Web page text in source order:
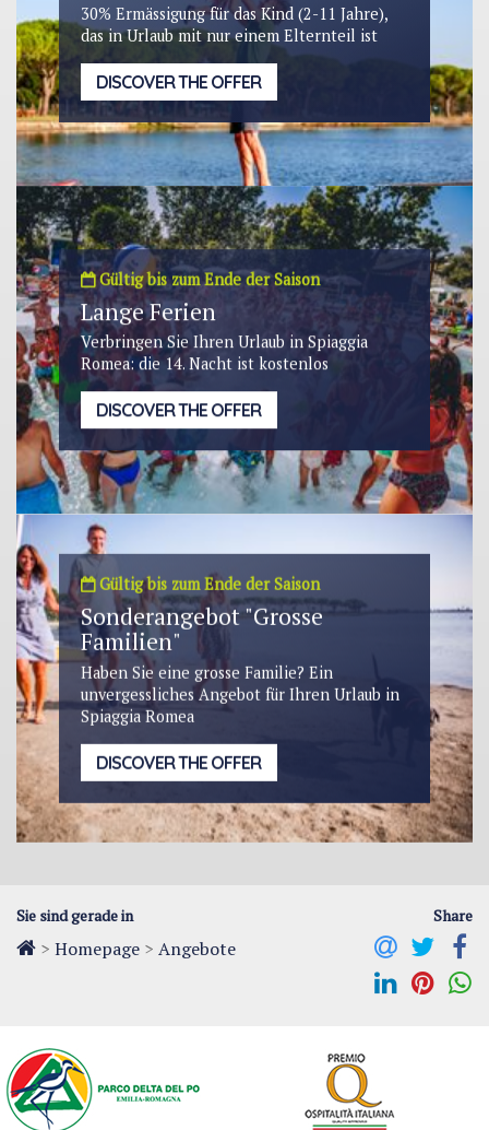
30% Ermässigung für das Kind (2-11 Jahre),
das in Urlaub mit nur einem Elternteil ist
DISCOVER THE OFFER
Gültig bis zum Ende der Saison
Lange Ferien
Verbringen Sie Ihren Urlaub in Spiaggia
Romea: die 14. Nacht ist kostenlos
DISCOVER THE OFFER
Gültig bis zum Ende der Saison
Sonderangebot "Grosse
Familien"
Haben Sie eine grosse Familie? Ein
unvergessliches Angebot für Ihren Urlaub in
Spiaggia Romea
DISCOVER THE OFFER
Sie sind gerade in
> Homepage > Angebote
Share